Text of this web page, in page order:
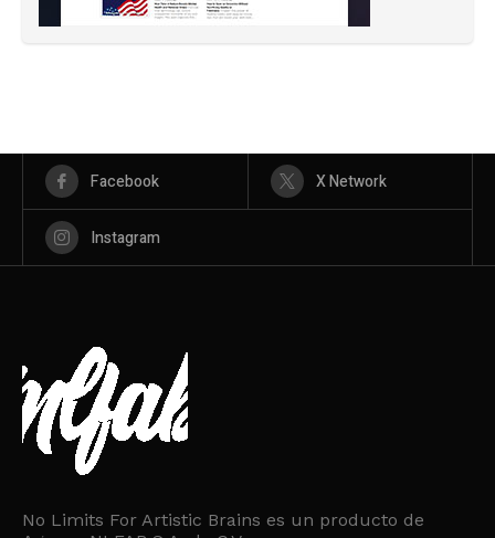
Facebook X Network
Instagram
No Limits For Artistic Brains es un producto de